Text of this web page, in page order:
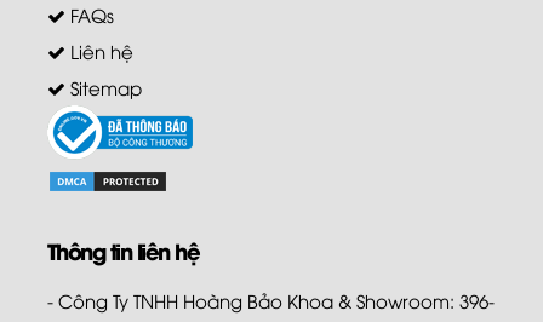
FAQs
Liên hệ
Sitemap
Thông tin liên hệ
- Công Ty TNHH Hoàng Bảo Khoa & Showroom: 396-